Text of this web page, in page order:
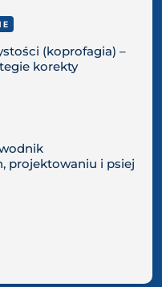
(koprofagia) –
korekty
projektowaniu i psiej